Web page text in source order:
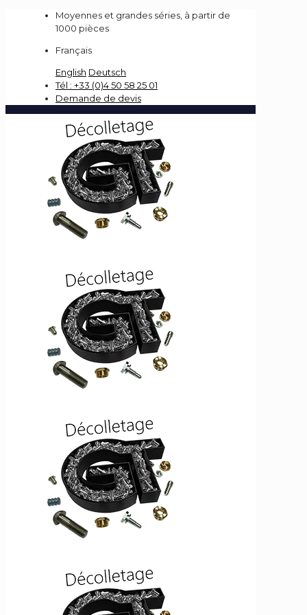
Moyennes et grandes séries, à partir de
1000 pièces
Français
English Deutsch
Tél : +33 (0)4 50 58 25 01
Demande de devis